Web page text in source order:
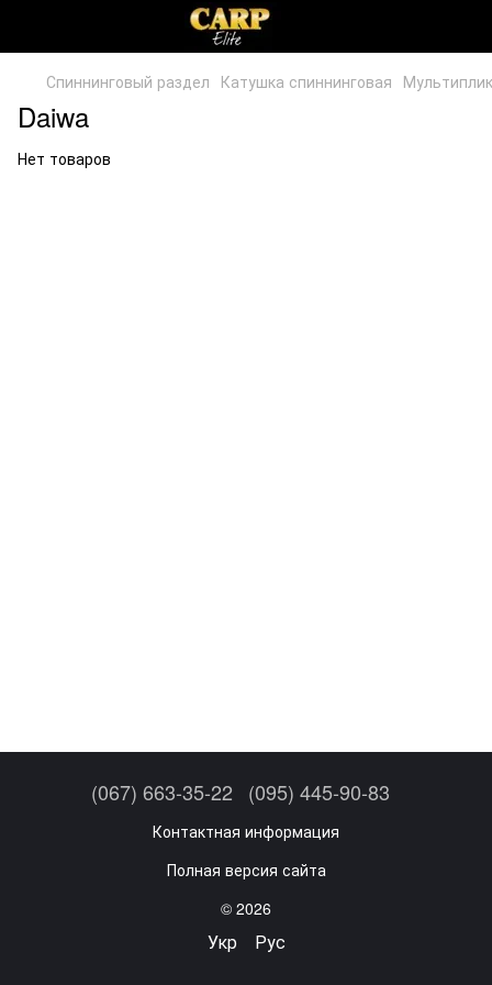
Спиннинговый раздел Катушка спиннинговая
Daiwa
Нет товаров
(067) 663-35-22 (095) 445-90-83
Контактная информация
Полная версия сайта
© 2026
Укр Рус